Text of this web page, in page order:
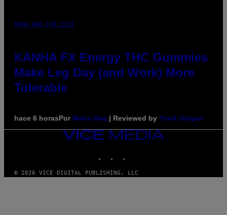
MAHA HAQ FOR VICE
KANHA FX Energy THC Gummies
Make Leg Day (and Work) More
Tolerable
hace 6 horasPor Maha Haq | Reviewed by Ysolt Usigan
VICE
MEDIA
© 2026 VICE DIGITAL PUBLISHING, LLC